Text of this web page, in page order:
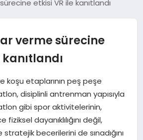
etkisi VR ile kanıtlandı
verme sürecine
koşu etaplarının peş peşe
disiplinli antrenman yapısıyla
gibi spor aktivitelerinin,
dayanıklılığını değil,
becerilerini de sınadığını